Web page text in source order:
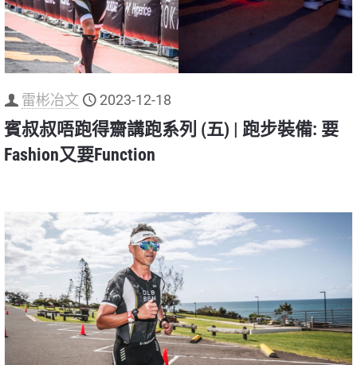
雷彬冶文 2023-12-18
賓叔叔唔跑得齋講跑系列 (五) | 跑步裝備: 要
Fashion又要Function